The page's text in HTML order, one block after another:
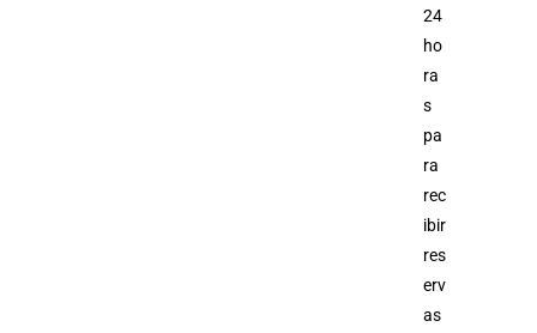
24
ho
ra
s
pa
ra
rec
ibir
res
erv
as